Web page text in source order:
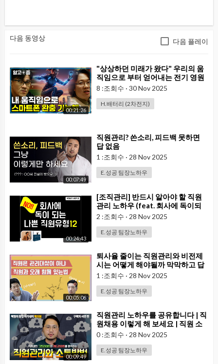
다음 동영상 다음 플레이
00:21:26
⁣"상상하던 미래가 왔다" 우리의 움
직임으로 부터 얻어내는 전기 영원
히 사용가능한 배터리 끝없이 발전
하는 에너지 저장기술｜취미는과
학｜알고e즘
8 :조회수 · 30 Nov 2025
H.배터리 (2차전지)
00:07:49
⁣직원관리? 쓴소리, 피드백 못하면
답 없음
1 :조회수 · 28 Nov 2025
E.성공 팀장노하우
00:24:43
⁣[조직관리] 반드시 알아야 할 직원
관리 노하우 (feat. 회사에 독이되
는 직원유형 12)
2 :조회수 · 28 Nov 2025
E.성공 팀장노하우
00:05:06
⁣퇴사율 줄이는 직원관리와 비전제
시는 어떻게 해야될까 막막하고 답
답하다면 꼭 봐야하는 영상 (직원관
리 어렵게 생각하지 마세요)
1 :조회수 · 28 Nov 2025
E.성공 팀장노하우
00:09:49
⁣직원관리 노하우를 공유합니다 | 직
원채용 이렇게 해 보세요 | 직원 소
통 방법 | 맥형의 꿀팁 리더십 | 구독
자 Q&A 처방전
0 :조회수 · 28 Nov 2025
E.성공 팀장노하우